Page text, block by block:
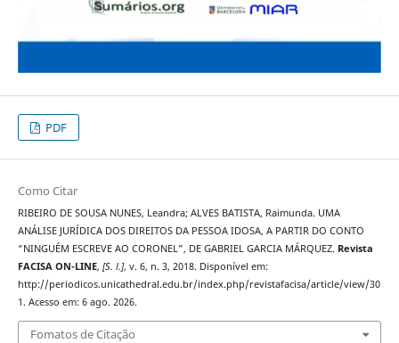
PDF
Como Citar
RIBEIRO DE SOUSA NUNES, Leandra; ALVES BATISTA, Raimunda. UMA
ANÁLISE JURÍDICA DOS DIREITOS DA PESSOA IDOSA, A PARTIR DO CONTO
“NINGUÉM ESCREVE AO CORONEL”, DE GABRIEL GARCIA MÁRQUEZ. Revista
FACISA ON-LINE, [S. l.], v. 6, n. 3, 2018. Disponível em:
http://periodicos.unicathedral.edu.br/index.php/revistafacisa/article/view/30
1. Acesso em: 6 ago. 2026.
Fomatos de Citação